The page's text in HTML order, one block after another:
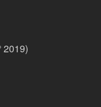
2019)